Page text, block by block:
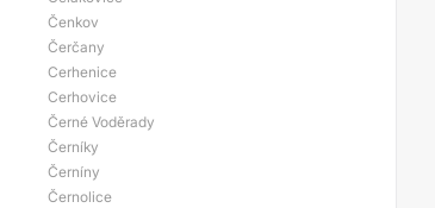
Čenkov
Čerčany
Cerhenice
Cerhovice
Černé Voděrady
Černíky
Černíny
Černolice